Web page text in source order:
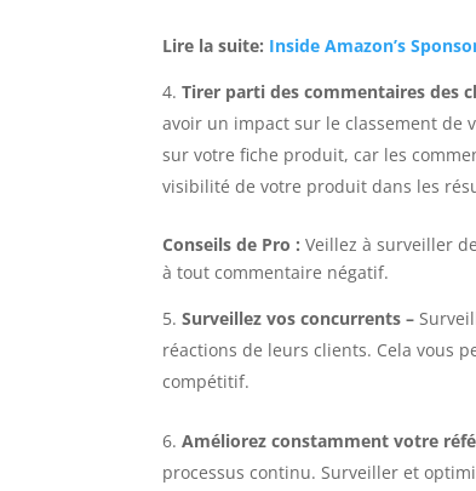
Lire la suite: Inside Amazon’s
Tirer parti des commentaires des
avoir un impact sur le classement de
sur votre fiche produit, car les
visibilité de votre produit dans les
Conseils de Pro :Veillez à surveiller
à tout commentaire négatif.
Surveillez vos concurrents –
réactions de leurs clients. Cela vous
compétitif.
Améliorez constamment votre
processus continu. Surveiller et